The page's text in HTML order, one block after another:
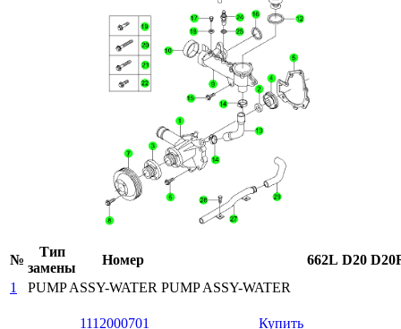
№
Тип
замены
Номер 662L D20
1
PUMP ASSY-WATER PUMP ASSY-WATER
1112000701 Купить